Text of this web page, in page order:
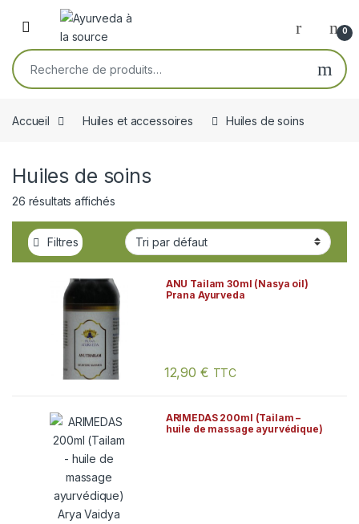
Skip to navigation
Skip to content
Open 0
Recherche pour :
Accueil Huiles et accessoires Huiles de soins
Huiles de soins
26 résultats affichés
Filtres
ANU Tailam 30ml (Nasya oil)
Prana Ayurveda
12,90 € TTC
ARIMEDAS 200ml (Tailam –
huile de massage ayurvédique)